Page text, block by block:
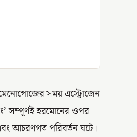
সময় এস্ট্রোজেন
সম্পূর্ণই হরমোনের ওপর
আচরণগত পরিবর্তন ঘটে।